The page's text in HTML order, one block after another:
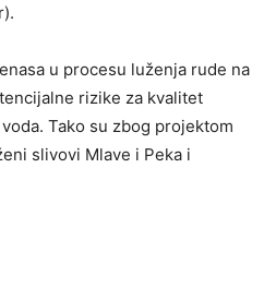
u procesu luženja rude na
rizike za kvalitet
Tako su zbog projektom
slivovi Mlave i Peka i